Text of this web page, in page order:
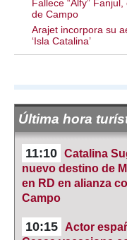
Fallece “Alfy”
de Campo
Arajet incorpora su
‘Isla Catalina’
Última hora
11:10 Catalina
nuevo destino de
en RD en alianza
Campo
10:15
Actor